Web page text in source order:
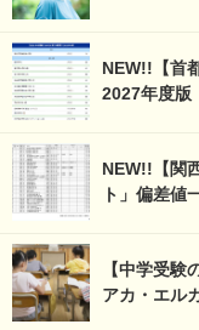
NEW!!【首
2027年度版
NEW!!【関
ト」偏差値
【中学受
アカ・エル